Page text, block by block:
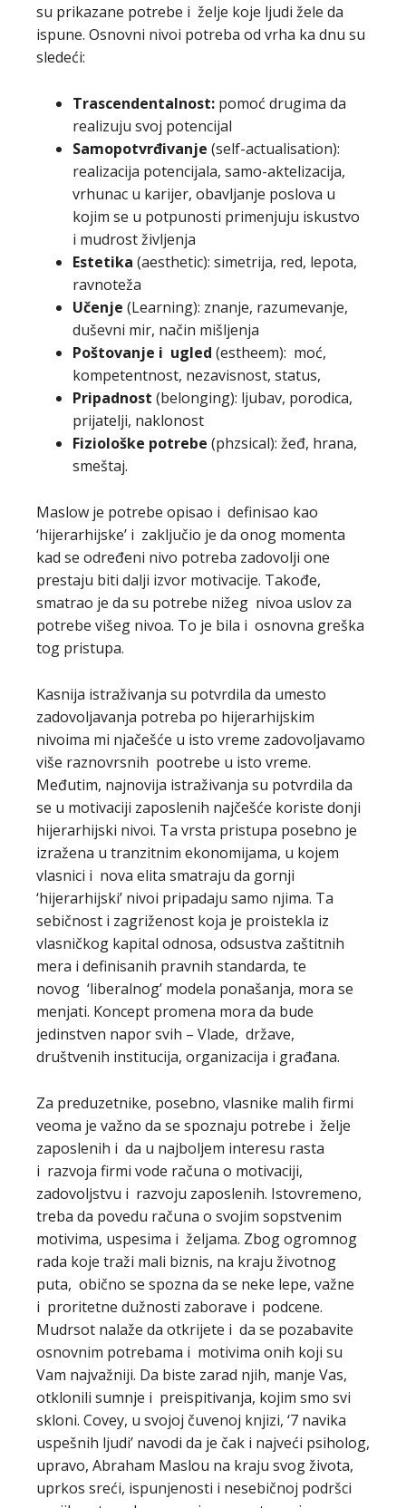
su prikazane potrebe i želje koje ljudi žele da
ispune. Osnovni nivoi potreba od vrha ka dnu su
sledeći:
Trascendentalnost: pomoć drugima da
realizuju svoj potencijal
Samopotvrđivanje (self-actualisation):
realizacija potencijala, samo-aktelizacija,
vrhunac u karijer, obavljanje poslova u
kojim se u potpunosti primenjuju iskustvo
i mudrost življenja
Estetika (aesthetic): simetrija, red, lepota,
ravnoteža
Učenje (Learning): znanje, razumevanje,
duševni mir, način mišljenja
Poštovanje i ugled (estheem): moć,
kompetentnost, nezavisnost, status,
Pripadnost (belonging): ljubav, porodica,
prijatelji, naklonost
Fiziološke potrebe (phzsical): žeđ, hrana,
smeštaj.
Maslow je potrebe opisao i definisao kao
‘hijerarhijske’ i zaključio je da onog momenta
kad se određeni nivo potreba zadovolji one
prestaju biti dalji izvor motivacije. Takođe,
smatrao je da su potrebe nižeg nivoa uslov za
potrebe višeg nivoa. To je bila i osnovna greška
tog pristupa.
Kasnija istraživanja su potvrdila da umesto
zadovoljavanja potreba po hijerarhijskim
nivoima mi njačešće u isto vreme zadovoljavamo
više raznovrsnih pootrebe u isto vreme.
Međutim, najnovija istraživanja su potvrdila da
se u motivaciji zaposlenih najčešće koriste donji
hijerarhijski nivoi. Ta vrsta pristupa posebno je
izražena u tranzitnim ekonomijama, u kojem
vlasnici i nova elita smatraju da gornji
‘hijerarhijski’ nivoi pripadaju samo njima. Ta
sebičnost i zagriženost koja je proistekla iz
vlasničkog kapital odnosa, odsustva zaštitnih
mera i definisanih pravnih standarda, te
novog ‘liberalnog’ modela ponašanja, mora se
menjati. Koncept promena mora da bude
jedinstven napor svih – Vlade, države,
društvenih institucija, organizacija i građana.
Za preduzetnike, posebno, vlasnike malih firmi
veoma je važno da se spoznaju potrebe i želje
zaposlenih i da u najboljem interesu rasta
i razvoja firmi vode računa o motivaciji,
zadovoljstvu i razvoju zaposlenih. Istovremeno,
treba da povedu računa o svojim sopstvenim
motivima, uspesima i željama. Zbog ogromnog
rada koje traži mali biznis, na kraju životnog
puta, obično se spozna da se neke lepe, važne
i proritetne dužnosti zaborave i podcene.
Mudrsot nalaže da otkrijete i da se pozabavite
osnovnim potrebama i motivima onih koji su
Vam najvažniji. Da biste zarad njih, manje Vas,
otklonili sumnje i preispitivanja, kojim smo svi
skloni. Covey, u svojoj čuvenoj knjizi, ‘7 navika
uspešnih ljudi’ navodi da je čak i najveći psiholog,
upravo, Abraham Maslou na kraju svog života,
uprkos sreći, ispunjenosti i nesebičnoj podršci